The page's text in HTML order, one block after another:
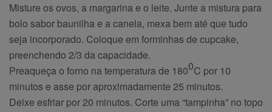
Misture os ovos, a margarina e o leite. Junte a mistura para
bolo sabor baunilha e a canela, mexa bem até que tudo
seja incorporado. Coloque em forminhas de cupcake,
preenchendo 2/3 da capacidade.
Preaqueça o forno na temperatura de 1800C por 10
minutos e asse por aproximadamente 25 minutos.
Deixe esfriar por 20 minutos. Corte uma “tampinha” no topo